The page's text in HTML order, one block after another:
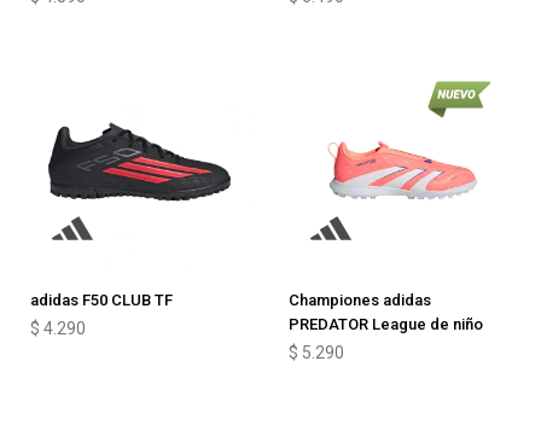
adidas F50 CLUB TF
$ 4.290
Championes adidas
PREDATOR League de niño
$ 5.290